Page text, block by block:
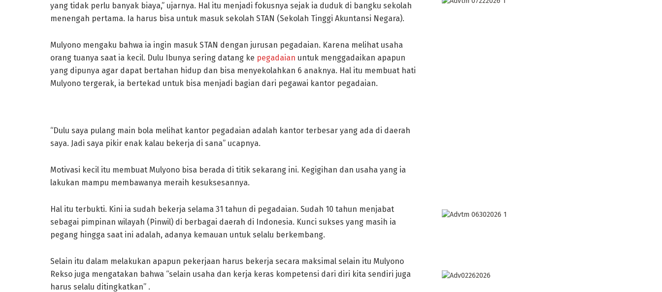
yang tidak perlu banyak biaya,” ujarnya. Hal itu menjadi fokusnya sejak ia duduk di bangku sekolah
menengah pertama. Ia harus bisa untuk masuk sekolah STAN (Sekolah Tinggi Akuntansi Negara).
Mulyono mengaku bahwa ia ingin masuk STAN dengan jurusan pegadaian. Karena melihat usaha
orang tuanya saat ia kecil. Dulu Ibunya sering datang ke pegadaian untuk menggadaikan apapun
yang dipunya agar dapat bertahan hidup dan bisa menyekolahkan 6 anaknya. Hal itu membuat hati
Mulyono tergerak, ia bertekad untuk bisa menjadi bagian dari pegawai kantor pegadaian.
“Dulu saya pulang main bola melihat kantor pegadaian adalah kantor terbesar yang ada di daerah
saya. Jadi saya pikir enak kalau bekerja di sana” ucapnya.
Motivasi kecil itu membuat Mulyono bisa berada di titik sekarang ini. Kegigihan dan usaha yang ia
lakukan mampu membawanya meraih kesuksesannya.
Hal itu terbukti. Kini ia sudah bekerja selama 31 tahun di pegadaian. Sudah 10 tahun menjabat
sebagai pimpinan wilayah (Pinwil) di berbagai daerah di Indonesia. Kunci sukses yang masih ia
pegang hingga saat ini adalah, adanya kemauan untuk selalu berkembang.
Selain itu dalam melakukan apapun pekerjaan harus bekerja secara maksimal selain itu Mulyono
Rekso juga mengatakan bahwa “selain usaha dan kerja keras kompetensi dari diri kita sendiri juga
harus selalu ditingkatkan” .